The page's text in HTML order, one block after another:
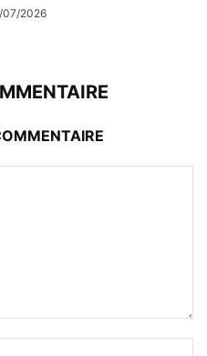
07/2026